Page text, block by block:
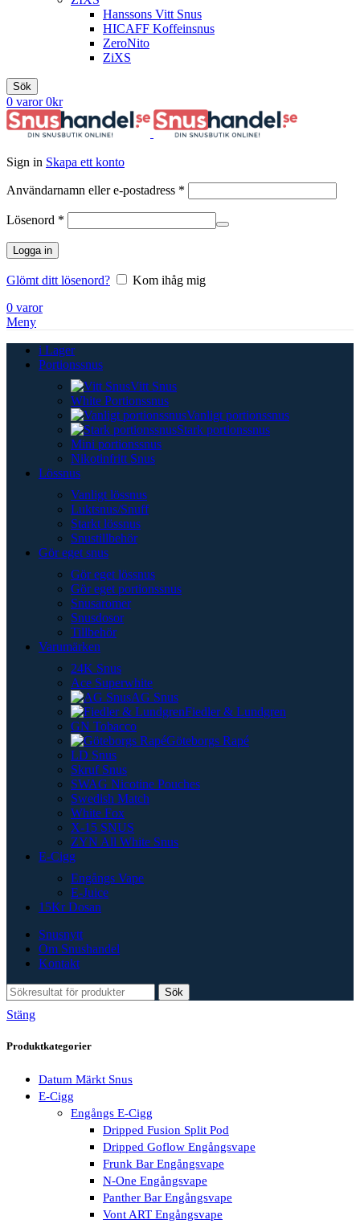
Hanssons Vitt Snus
HICAFF Koffeinsnus
ZeroNito
ZiXS
Sök
0 varor 0kr
Sign in Skapa ett konto
Användarnamn eller e-postadress *
Lösenord *
Logga in
Glömt ditt lösenord?
Kom ihåg mig
0 varor
Meny
i Lager
Portionssnus
Vitt Snus
White Portionssnus
Vanligt portionssnus
Stark portionssnus
Mini portionssnus
Nikotinfritt Snus
Lössnus
Vanligt lössnus
Luktsnus/Snuff
Starkt lössnus
Snustillbehör
Gör eget snus
Gör eget lössnus
Gör eget portionssnus
Snusaromer
Snusdosor
Tillbehör
Varumärken
24K Snus
Ace Superwhite
AG Snus
Fiedler & Lundgren
GN Tobacco
Göteborgs Rapé
LD Snus
Skruf Snus
SWAG Nicotine Pouches
Swedish Match
White Fox
X-15 SNUS
ZYN All White Snus
E-Cigg
Engångs Vape
E-Juice
15Kr Dosan
Snusnytt
Om Snushandel
Kontakt
Sök
Stäng
Produktkategorier
Datum Märkt Snus
E-Cigg
Engångs E-Cigg
Dripped Fusion Split Pod
Dripped Goflow Engångsvape
Frunk Bar Engångsvape
N-One Engångsvape
Panther Bar Engångsvape
Vont ART Engångsvape